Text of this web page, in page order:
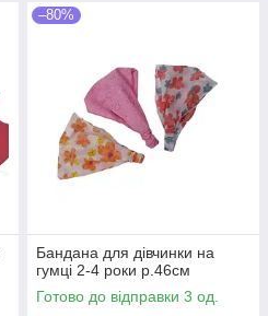
–80%
Бандана для дівчинки на
гумці 2-4 роки р.46см
Готово до відправки 3 од.